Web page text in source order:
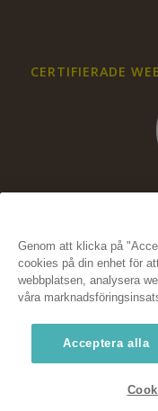
CERTIFIERADE
FÖLJ OSS PÅ
Genom att klicka på
cookies på din enhet för
webbplatsen, analysera
våra
Acceptera alla